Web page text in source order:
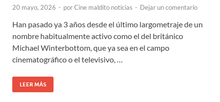
20 mayo, 2026 - porCine maldito noticias - Dejar un comentario
Han pasado ya 3 años desde el último largometraje de un
nombre habitualmente activo como el del británico
Michael Winterbottom, que ya sea en el campo
cinematográfico o el televisivo, …
LEER MÁS